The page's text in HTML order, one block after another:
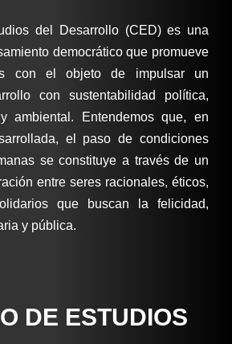
del Desarrollo (CED) es una
democrático que promueve
con el objeto de impulsar un
con sustentabilidad política,
ambiental. Entendemos que, en
el paso de condiciones
se constituye a través de un
entre seres racionales, éticos,
que buscan la felicidad,
y pública.
DE ESTUDIOS